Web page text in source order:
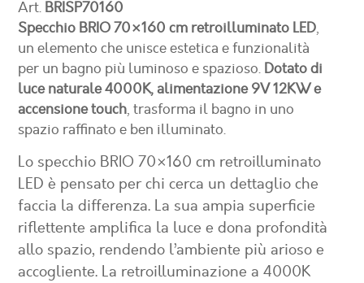
Art. BRISP70160
Specchio BRIO 70×160 cm retroilluminato LED,
un elemento che unisce estetica e funzionalità
per un bagno più luminoso e spazioso. Dotato di
luce naturale 4000K, alimentazione 9V 12KW e
accensione touch, trasforma il bagno in uno
spazio raffinato e ben illuminato.
Lo specchio BRIO 70×160 cm retroilluminato
LED è pensato per chi cerca un dettaglio che
faccia la differenza. La sua ampia superficie
riflettente amplifica la luce e dona profondità
allo spazio, rendendo l’ambiente più arioso e
accogliente. La retroilluminazione a 4000K